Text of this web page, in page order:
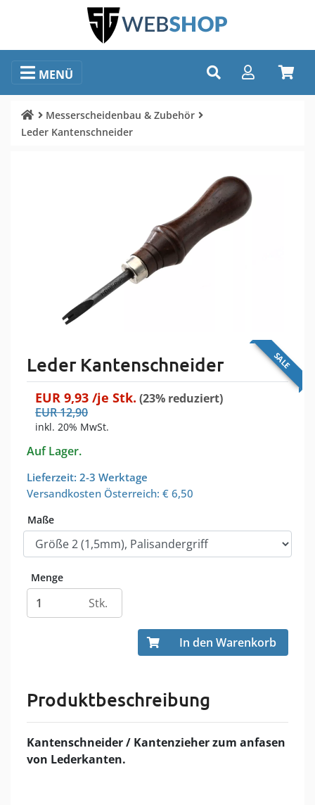
MENÜ
Messerscheidenbau & Zubehör
Leder Kantenschneider
SALE
Leder Kantenschneider
EUR 9,93 /je Stk. (23% reduziert)
EUR12,90
inkl. 20% MwSt.
Auf Lager.
Lieferzeit: 2-3 Werktage
Versandkosten Österreich: € 6,50
Maße
Menge
Stk.
In den Warenkorb
Produktbeschreibung
Kantenschneider / Kantenzieher zum anfasen
von Lederkanten.